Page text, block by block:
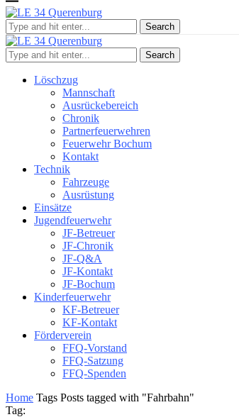
Search
Search
Löschzug
Mannschaft
Ausrückebereich
Chronik
Partnerfeuerwehren
Feuerwehr Bochum
Kontakt
Technik
Fahrzeuge
Ausrüstung
Einsätze
Jugendfeuerwehr
JF-Betreuer
JF-Chronik
JF-Q&A
JF-Kontakt
JF-Bochum
Kinderfeuerwehr
KF-Betreuer
KF-Kontakt
Förderverein
FFQ-Vorstand
FFQ-Satzung
FFQ-Spenden
Home Tags Posts tagged with "Fahrbahn"
Tag: